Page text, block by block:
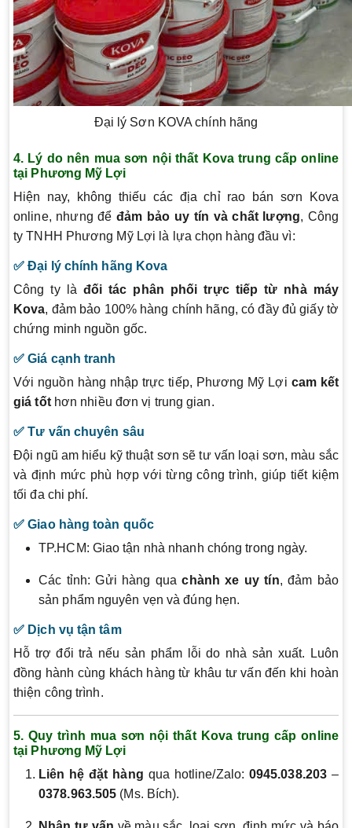
Đại lý Sơn KOVA chính hãng
4. Lý do nên mua sơn nội thất Kova trung cấp online
tại Phương Mỹ Lợi
Hiện nay, không thiếu các địa chỉ rao bán sơn Kova
online, nhưng đểđảm bảo uy tín và chất lượng, Công
ty TNHH Phương Mỹ Lợi là lựa chọn hàng đầu vì:
✅ Đại lý chính hãng Kova
Công ty là đối tác phân phối trực tiếp từ nhà máy
Kova, đảm bảo 100% hàng chính hãng, có đầy đủ giấy tờ
chứng minh nguồn gốc.
✅ Giá cạnh tranh
Với nguồn hàng nhập trực tiếp, Phương Mỹ Lợi cam kết
giá tốthơn nhiều đơn vị trung gian.
✅ Tư vấn chuyên sâu
Đội ngũ am hiểu kỹ thuật sơn sẽ tư vấn loại sơn, màu sắc
và định mức phù hợp với từng công trình, giúp tiết kiệm
tối đa chi phí.
✅ Giao hàng toàn quốc
TP.HCM: Giao tận nhà nhanh chóng trong ngày.
Các tỉnh: Gửi hàng quachành xe uy tín, đảm bảo
sản phẩm nguyên vẹn và đúng hẹn.
✅ Dịch vụ tận tâm
Hỗ trợ đổi trả nếu sản phẩm lỗi do nhà sản xuất. Luôn
đồng hành cùng khách hàng từ khâu tư vấn đến khi hoàn
thiện công trình.
5. Quy trình mua sơn nội thất Kova trung cấp online
tại Phương Mỹ Lợi
Liên hệ đặt hàng qua hotline/Zalo: 0945.038.203 –
0378.963.505 (Ms. Bích).